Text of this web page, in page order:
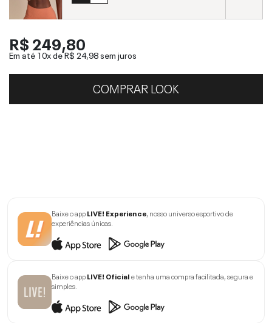
R$ 249,80
Em até 10x deR$ 24,98sem juros
COMPRAR LOOK
Baixe o appLIVE! Experience , nosso universo esportivo de
experiências únicas.
Baixe o appLIVE! Oficiale tenha uma compra facilitada, segura e
simples.